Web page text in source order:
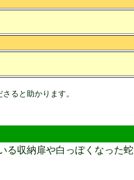
ると助かります。
る収納扉や白っぽくなった蛇